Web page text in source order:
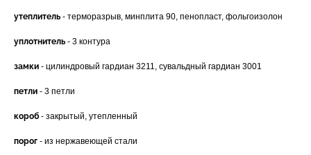
утеплитель - терморазрыв, минплита 90, пенопласт, фольгоизолон
уплотнитель - 3 контура
замки - цилиндровый гардиан 3211, сувальдный гардиан 3001
петли - 3 петли
короб- закрытый, утепленный
порог - из нержавеющей стали